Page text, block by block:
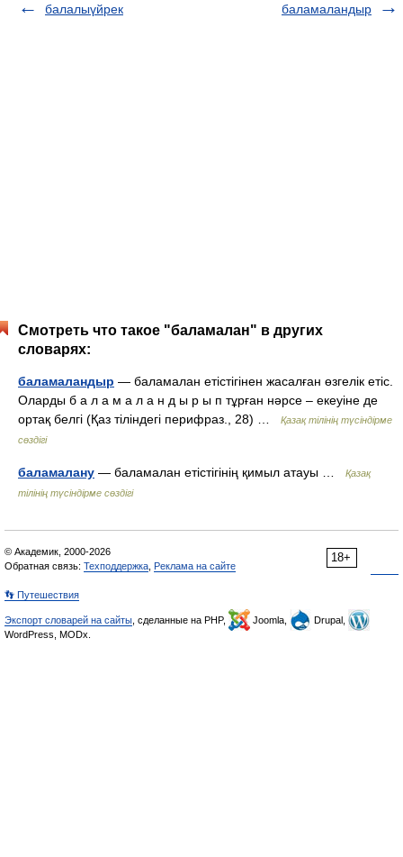
балалыүйрек
баламаландыр
Смотреть что такое "баламалан" в других
словарях:
баламаландыр — баламалан етістігінен жасалған өзгелік етіс.
Оларды б а л а м а л а н д ы р ы п тұрған нәрсе – екеуіне де
ортақ белгі (Қаз тіліндегі перифраз., 28) …
Қазақ тілінің түсіндірме
сөздігі
баламалану — баламалан етістігінің қимыл атауы …
Қазақ
тілінің түсіндірме сөздігі
18+
© Академик, 2000-2026
Обратная связь: Техподдержка Реклама на сайте
👣 Путешествия
Экспорт словарей на сайты , сделанные на PHP, Joomla,
Drupal,
WordPress, MODx.